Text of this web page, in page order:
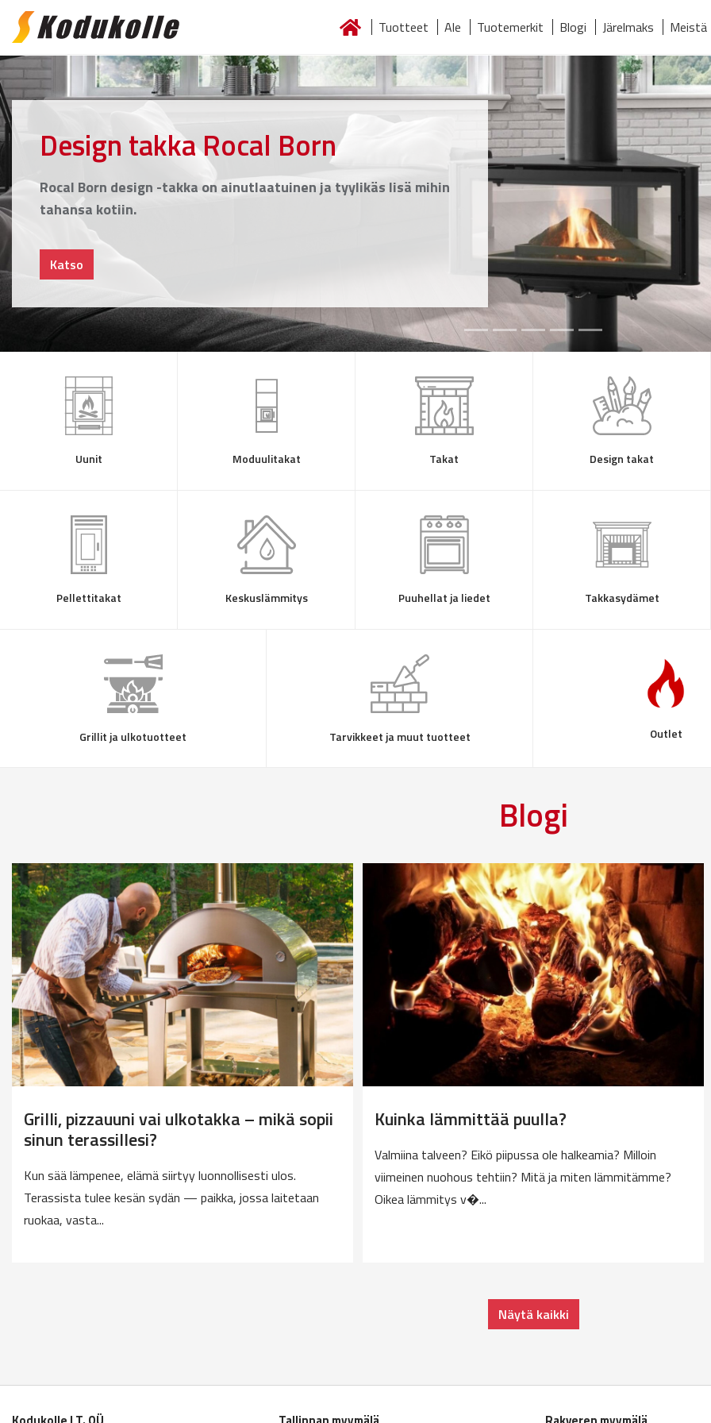
Skip
to
navigation
Skip
to
content
Tuotteet Ale Tuotemerkit Blogi Järelmaks Meistä
Etusivu JärelmaksMeistä TuotemerkitTuotteet Yhteystiedot
Design takka Rocal Born
Rocal Born design -takka on ainutlaatuinen ja tyylikäs lisä mihin
tahansa kotiin.
Katso
Previous
Uunit Moduulitakat Takat Design takat
Pellettitakat Keskuslämmitys Puuhellat ja liedet Takkasydämet
Grillit ja ulkotuotteet Tarvikkeet ja muut tuotteet Outlet
Blogi
Grilli, pizzauuni vai ulkotakka – mikä sopii
sinun terassillesi?
Kun sää lämpenee, elämä siirtyy luonnollisesti ulos.
Terassista tulee kesän sydän — paikka, jossa laitetaan
ruokaa, vasta...
Kuinka lämmittää puulla?
Valmiina talveen? Eikö piipussa ole halkeamia? Milloin
viimeinen nuohous tehtiin? Mitä ja miten lämmitämme?
Oikea lämmitys v�...
Näytä kaikki